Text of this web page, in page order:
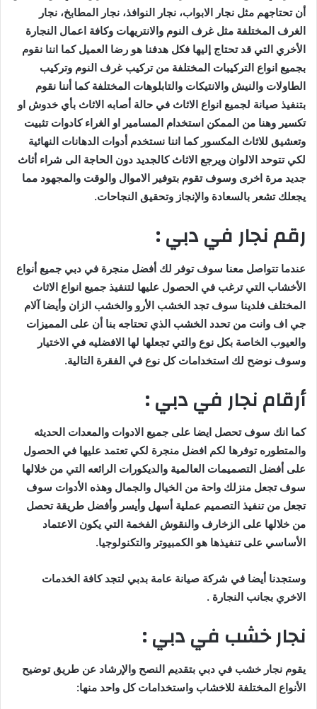
أن تحتاجهم مثل نجار الابواب، نجار النوافذ، نجار المطابخ، نجار
الغرف المختلفة مثل غرف النوم والانتريهات وكافة اعمال النجارة
الأخري التي قد تحتاج إليها فكل هدفنا هو رضا العميل كما اننا نقوم
بجميع انواع التركيبات المختلفة من تركيب غرف النوم وتركيب
الطاولات والنيش والانتيكات والتابلوهات المختلفة كما أننا نقوم
بتنفيذ صيانة لجميع انواع الاثاث في حالة أصابه الاثاث بأي خدوش او
تكسير وهنا من الممكن استخدام المسامير او الغراء كادوات تثبيت
وتعشيق للاثاث المكسور كما اننا نستخدم أدوات الدهانات النهائية
لكي تتوحد الالوان ويرجع الاثاث كالجديد دون الحاجة الى شراء أثاث
جديد مرة اخرى وسوف تقوم بتوفير الاموال والوقت والمجهود مما
يجعلك تشعر بالسعادة والإنجاز وتحقيق النجاحات.
رقم نجار في دبي :
عندما تتواصل معنا سوف توفر لك أفضل منجرة في دبي جميع أنواع
الأخشاب التي ترغب في الحصول عليها لتنفيذ جميع انواع الاثاث
المختلف فلدينا سوف تجد الخشب الأرو والخشب الزان وأيضا آلام
جي اف وانت من تحدد الخشب الذي تحتاجه بنا أن على المميزات
والعيوب الخاصة بكل نوع والتي تجعلها لها الافضليه في الاختيار
وسوف نوضح لك استخدامات كل نوع في الفقرة التالية.
أرقام نجار في دبي :
كما انك سوف تحصل ايضا على جميع الادوات والمعدات الحديثه
والمتطوره توفرها لكم افضل منجرة لكي تعتمد عليها في الحصول
على أفضل التصميمات العالمية والديكورات الرائعه التي من خلالها
سوف تجعل منزلك واحة من الخيال والجمال وهذه الأدوات سوف
تجعل من تنفيذ التصميم عملية أسهل وأيسر وأفضل طريقة تحصل
من خلالها على الزخارف والنقوش الفخمة التي يكون الاعتماد
الأساسي على تنفيذها هو الكمبيوتر والتكنولوجيا.
وستجدنا أيضا في شركة صيانة عامة بدبي لتجد كافة الخدمات
الاخري بجانب النجارة .
نجار خشب في دبي :
يقوم نجار خشب في دبي بتقديم النصح والإرشاد عن طريق توضيح
الأنواع المختلفة للاخشاب واستخدامات كل واحد منها: